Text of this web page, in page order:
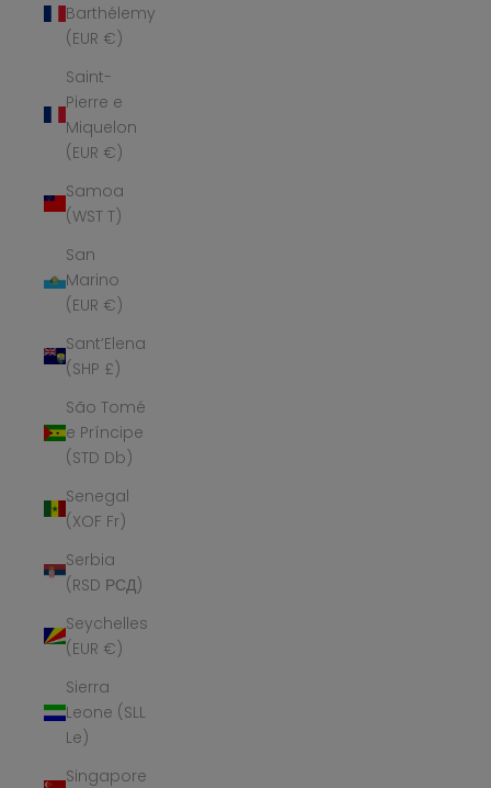
Barthélemy
(EUR €)
Saint-
Pierre e
Miquelon
(EUR €)
Samoa
(WST T)
San
Marino
(EUR €)
Sant’Elena
(SHP £)
São Tomé
e Príncipe
(STD Db)
Senegal
(XOF Fr)
Serbia
(RSD РСД)
Seychelles
(EUR €)
Sierra
Leone (SLL
Le)
Singapore